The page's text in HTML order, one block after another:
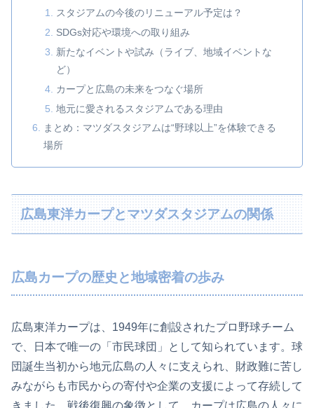
スタジアムの今後のリニューアル予定は？
SDGs対応や環境への取り組み
新たなイベントや試み（ライブ、地域イベントな
ど）
カープと広島の未来をつなぐ場所
地元に愛されるスタジアムである理由
まとめ：マツダスタジアムは“野球以上”を体験できる
場所
広島東洋カープとマツダスタジアムの関係
広島カープの歴史と地域密着の歩み
広島東洋カープは、1949年に創設されたプロ野球チーム
で、日本で唯一の「市民球団」として知られています。球
団誕生当初から地元広島の人々に支えられ、財政難に苦し
みながらも市民からの寄付や企業の支援によって存続して
きました。戦後復興の象徴として、カープは広島の人々に